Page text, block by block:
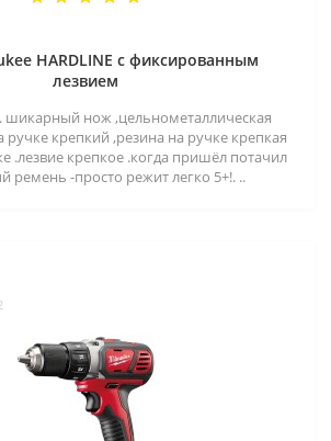
HARDLINE с фиксированным
лезвием
нож ,цельнометаллическая
ручке крепкий ,резина на ручке крепкая
.лезвие крепкое .когда пришёл потачил
ремень -просто режит легко 5+!. ..